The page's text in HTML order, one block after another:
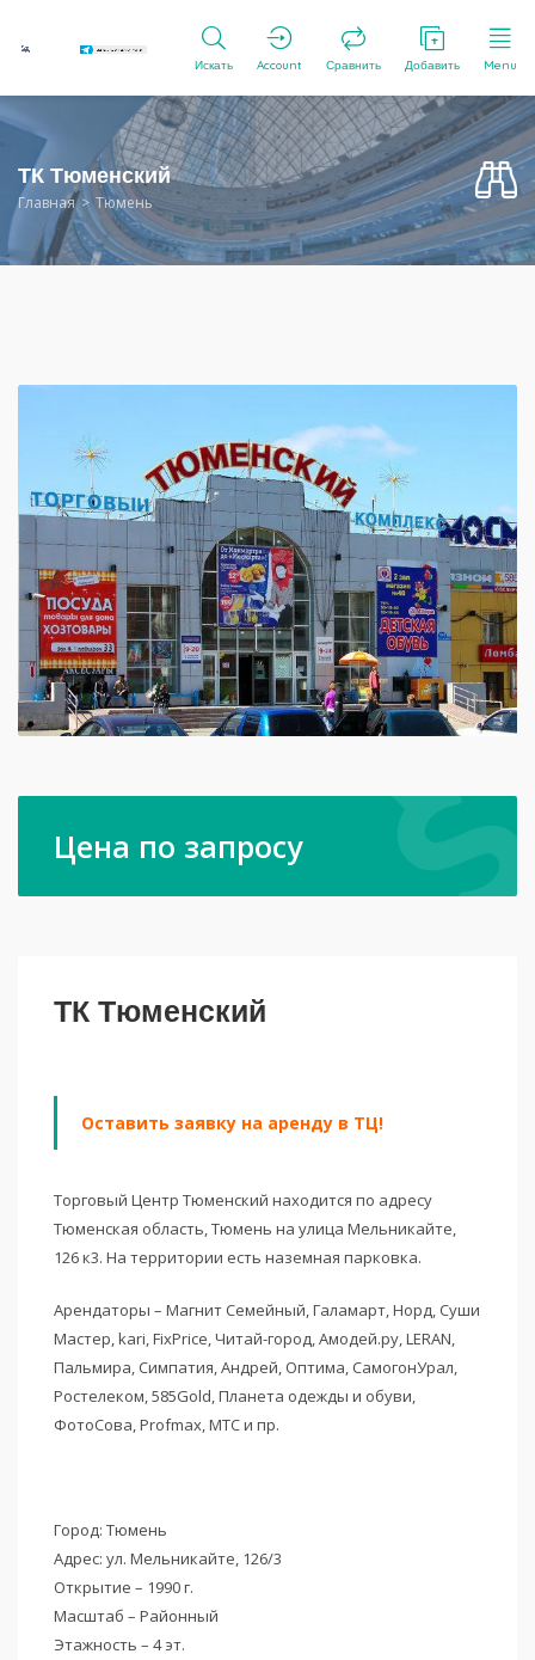
Искать Account Сравнить Добавить Menu
ТК Тюменский
Главная Тюмень
Цена по запросу
ТК Тюменский
Оставить заявку на аренду в ТЦ!
Торговый Центр Тюменский находится по адресу
Тюменская область, Тюмень на улица Мельникайте,
126 к3. На территории есть наземная парковка.
Арендаторы – Магнит Семейный, Галамарт, Норд, Суши
Мастер, kari, FixPrice, Читай-город, Амодей.ру, LERAN,
Пальмира, Симпатия, Андрей, Оптима, СамогонУрал,
Ростелеком, 585Gold, Планета одежды и обуви,
ФотоСова, Profmax, МТС и пр.
Город: Тюмень
Адрес: ул. Мельникайте, 126/3
Открытие – 1990 г.
Масштаб – Районный
Этажность – 4 эт.